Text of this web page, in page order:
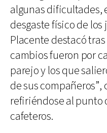
algunas dificultades,
desgaste físico de
Placente destacó
cambios fueron por
parejo y los que
de sus compañeros”,
refiriéndose al punto
cafeteros.